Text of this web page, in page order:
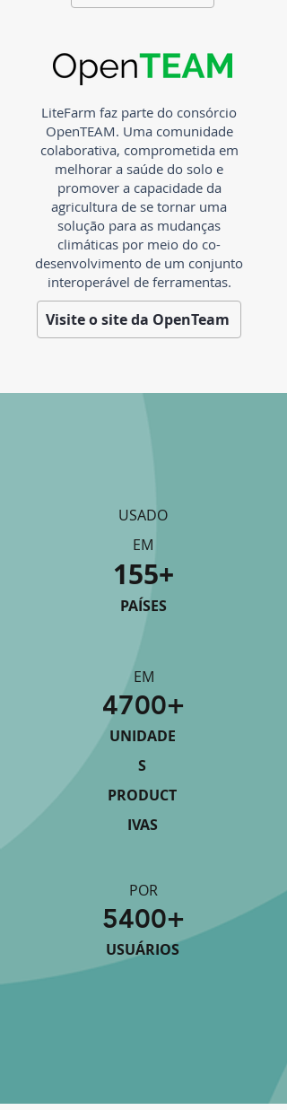
LiteFarm faz parte do consórcio
OpenTEAM. Uma comunidade
colaborativa, comprometida em
melhorar a saúde do solo e
promover a capacidade da
agricultura de se tornar uma
solução para as mudanças
climáticas por meio do co-
desenvolvimento de um conjunto
interoperável de ferramentas.
Visite o site da OpenTeam
155+
PAÍSES
USADO
EM
4700+
EM
UNIDADE
S
PRODUCT
IVAS
5400+
POR
USUÁRIOS